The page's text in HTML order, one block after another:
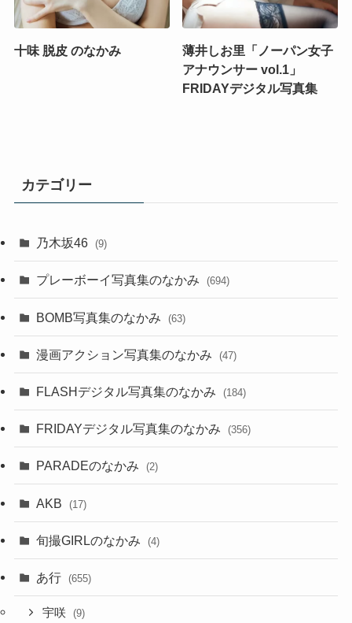
十味 脱皮 のなかみ
薄井しお里「ノーパン女子
アナウンサー vol.1」
FRIDAYデジタル写真集
カテゴリー
乃木坂46 (9)
プレーボーイ写真集のなかみ (694)
BOMB写真集のなかみ (63)
漫画アクション写真集のなかみ (47)
FLASHデジタル写真集のなかみ (184)
FRIDAYデジタル写真集のなかみ (356)
PARADEのなかみ (2)
AKB (17)
旬撮GIRLのなかみ (4)
あ行 (655)
宇咲 (9)